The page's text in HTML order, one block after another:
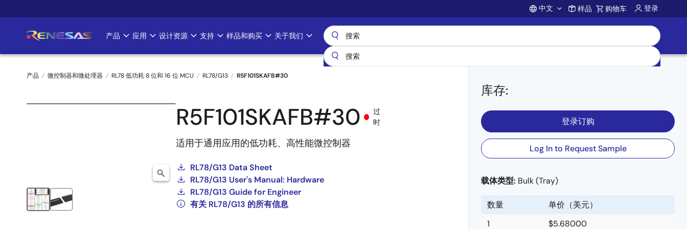
转
要
Account
中文 样品 购物车 登录
Main
navigation
产品 应用 设计资源 支持 样品和购买 关于我们
面
产品 微控制器和微处理器 RL78 低功耗 8 位和 16 位 MCU RL78/G13 R5F101SKAFB#30
R5F101SKAFB#30
过
时
适用于通用应用的低功耗、高性能微控制器
RL78/G13 Data Sheet
RL78/G13 User's Manual: Hardware
RL78/G13 Guide for Engineer
有关 RL78/G13 的所有信息
库存:
登录订购
Log In to Request Sample
载体类型: Bulk (Tray)
数量
单价（美元）
1
$5.68000